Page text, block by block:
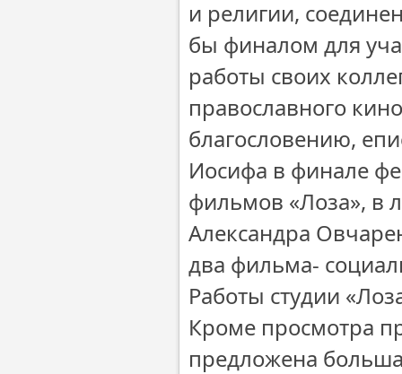
и религии,
бы финалом для
работы своих
православного
благословению,
Иосифа в финале
фильмов «Лоза», в
Александра
два фильма-
Работы студии
Кроме просмотра
предложена